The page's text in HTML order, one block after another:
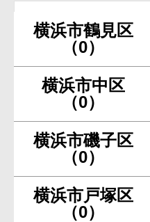
横浜市鶴見区
（0）
横浜市中区
（0）
横浜市磯子区
（0）
横浜市戸塚区
（0）